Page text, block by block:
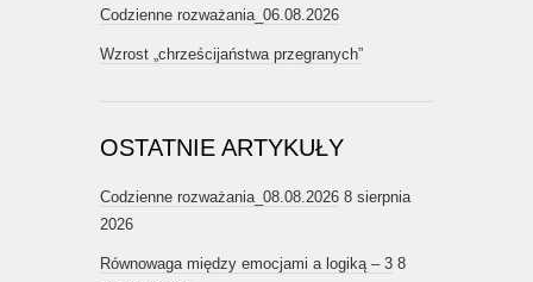
Codzienne rozważania_06.08.2026
Wzrost „chrześcijaństwa przegranych”
OSTATNIE ARTYKUŁY
Codzienne rozważania_08.08.2026 8 sierpnia
2026
Równowaga między emocjami a logiką – 3 8